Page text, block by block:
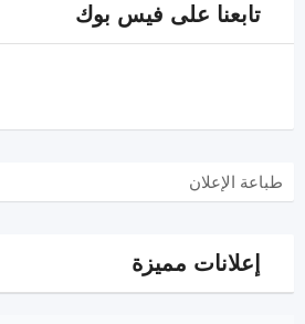
تابعنا على فيس بوك
طباعة الإعلان
إعلانات مميزة